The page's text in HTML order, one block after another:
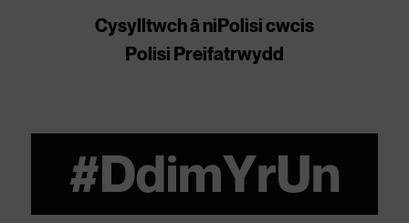
Cysylltwch â niPolisi cwcis
Polisi Preifatrwydd